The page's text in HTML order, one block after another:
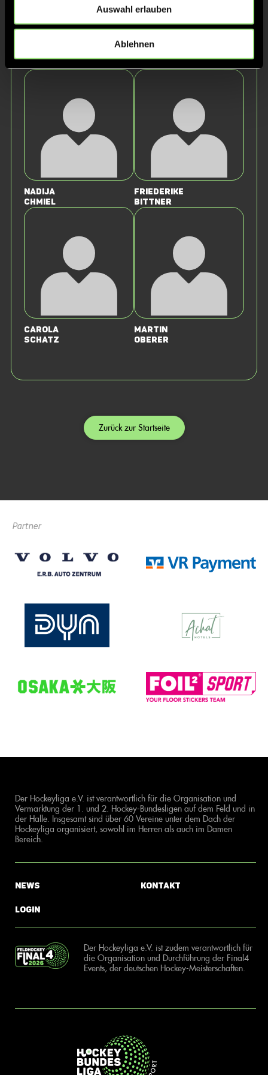
Auswahl erlauben
Ablehnen
Nadija
Chmiel
Friederike
Bittner
Carola
Schatz
Martin
Oberer
Zurück zur Startseite
Partner
Der Hockeyliga e.V. ist verantwortlich für die Organisation und
Vermarktung der 1. und 2. Hockey-Bundesligen auf dem Feld und in
der Halle. Insgesamt sind über 60 Vereine unter dem Dach der
Hockeyliga organisiert, sowohl im Herren als auch im Damen
Bereich.
News
Login
Kontakt
Der Hockeyliga e.V. ist zudem verantwortlich für
die Organisation und Durchführung der Final4
Events, der deutschen Hockey-Meisterschaften.